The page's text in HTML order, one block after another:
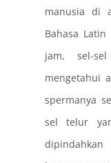
manusia di
Bahasa Latin
jam, sel-
mengetahui
spermanya
sel telur